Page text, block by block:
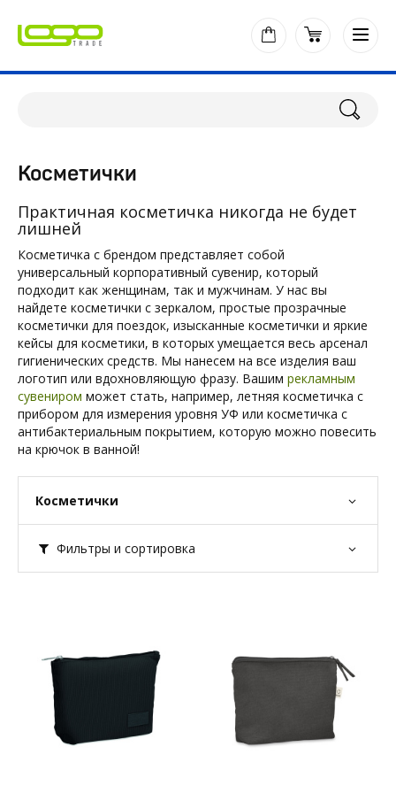
Косметички
Практичная косметичка никогда не будет
лишней
Косметичка с брендом представляет собой
универсальный корпоративный сувенир, который
подходит как женщинам, так и мужчинам. У нас вы
найдете косметички с зеркалом, простые прозрачные
косметички для поездок, изысканные косметички и яркие
кейсы для косметики, в которых умещается весь арсенал
гигиенических средств. Мы нанесем на все изделия ваш
логотип или вдохновляющую фразу. Вашим рекламным
сувениром может стать, например, летняя косметичка с
прибором для измерения уровня УФ или косметичка с
антибактериальным покрытием, которую можно повесить
на крючок в ванной!
Косметички
Фильтры и сортировка